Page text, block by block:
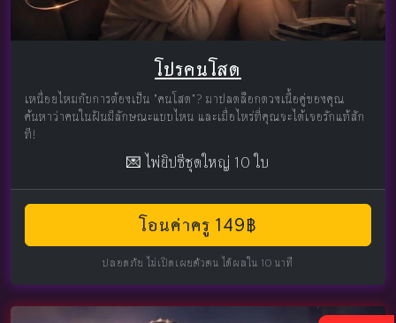
โปรคนโสด
เหนื่อยไหมกับการต้องเป็น "คนโสด"? มาปลดล็อกดวงเนื้อคู่ของคุณ
ค้นหาว่าคนในฝันมีลักษณะแบบไหน และเมื่อไหร่ที่คุณจะได้เจอรักแท้สัก
ที!
💌 ไพ่ยิปซีชุดใหญ่ 10 ใบ
โอนค่าครู 149฿
ปลอดภัย ไม่เปิดเผยตัวตน ได้ผลใน 10 นาที